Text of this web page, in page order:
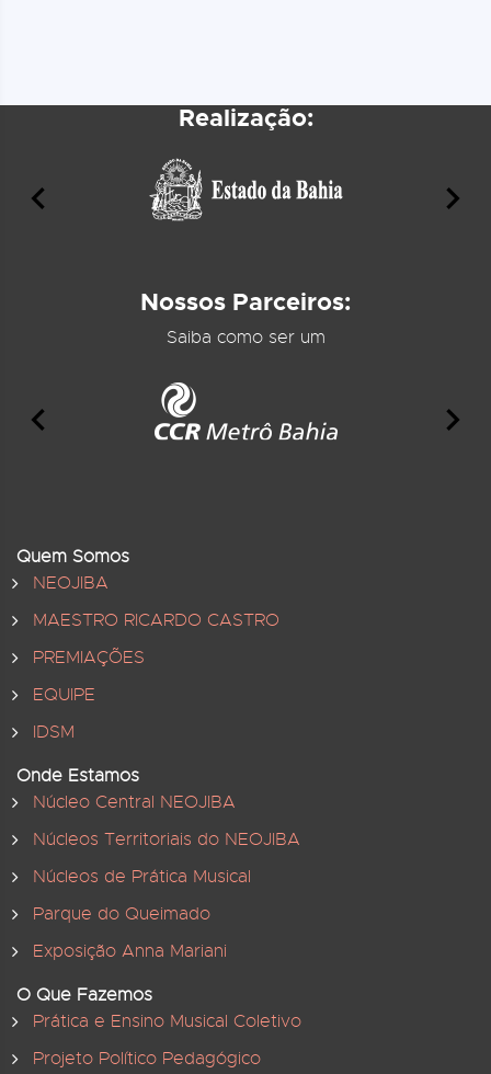
Realização:
Nossos Parceiros:
Saiba como ser um
Quem Somos
NEOJIBA
MAESTRO RICARDO CASTRO
PREMIAÇÕES
EQUIPE
IDSM
Onde Estamos
Núcleo Central NEOJIBA
Núcleos Territoriais do NEOJIBA
Núcleos de Prática Musical
Parque do Queimado
Exposição Anna Mariani
O Que Fazemos
Prática e Ensino Musical Coletivo
Projeto Político Pedagógico